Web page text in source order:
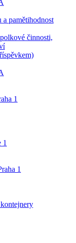
pamětihodnost
činnosti,
1
1
1